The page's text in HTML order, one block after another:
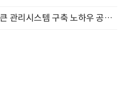
"AI 핀옵스 시스템과 토큰 관리시스템 구축 노하우 공개" 잠실 한국광고문화회관 2층 대회의실 (8/21)